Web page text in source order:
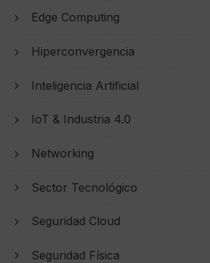
Edge Computing
Hiperconvergencia
Inteligencia Artificial
IoT & Industria 4.0
Networking
Sector Tecnológico
Seguridad Cloud
Seguridad Física